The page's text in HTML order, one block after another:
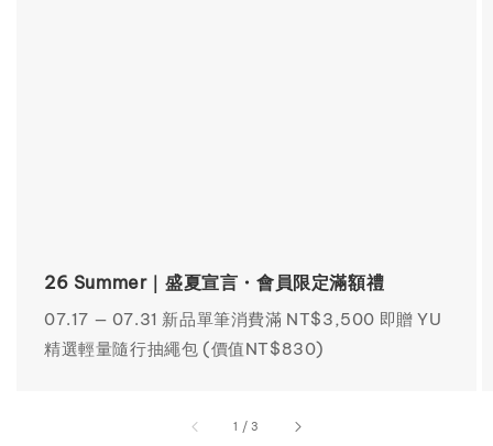
26 Summer｜盛夏宣言・會員限定滿額禮
07.17 — 07.31 新品單筆消費滿 NT$3,500 即贈 YU
精選輕量隨行抽繩包 (價值NT$830)
1 /accessibility.of
3